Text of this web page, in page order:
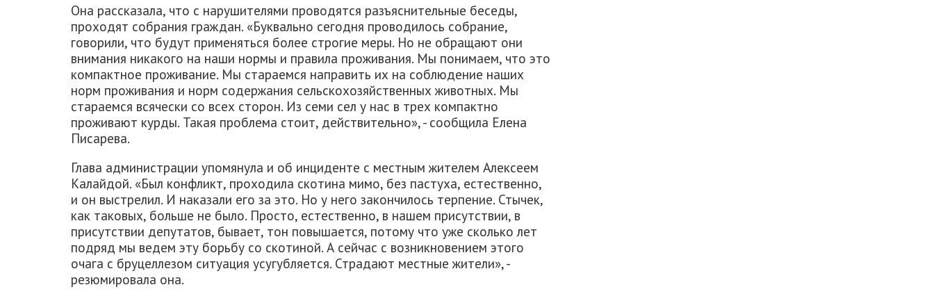
Она рассказала, что с нарушителями проводятся разъяснительные беседы,
проходят собрания граждан. «Буквально сегодня проводилось собрание,
говорили, что будут применяться более строгие меры. Но не обращают они
внимания никакого на наши нормы и правила проживания. Мы понимаем, что это
компактное проживание. Мы стараемся направить их на соблюдение наших
норм проживания и норм содержания сельскохозяйственных животных. Мы
стараемся всячески со всех сторон. Из семи сел у нас в трех компактно
проживают курды. Такая проблема стоит, действительно», - сообщила Елена
Писарева.
Глава администрации упомянула и об инциденте с местным жителем Алексеем
Калайдой. «Был конфликт, проходила скотина мимо, без пастуха, естественно,
и он выстрелил. И наказали его за это. Но у него закончилось терпение. Стычек,
как таковых, больше не было. Просто, естественно, в нашем присутствии, в
присутствии депутатов, бывает, тон повышается, потому что уже сколько лет
подряд мы ведем эту борьбу со скотиной. А сейчас с возникновением этого
очага с бруцеллезом ситуация усугубляется. Страдают местные жители», -
резюмировала она.